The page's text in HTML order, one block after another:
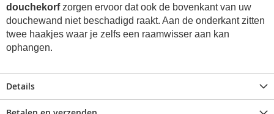
douchekorfzorgen ervoor dat ook de bovenkant van uw
douchewand niet beschadigd raakt. Aan de onderkant zitten
twee haakjes waar je zelfs een raamwisser aan kan
ophangen.
Details